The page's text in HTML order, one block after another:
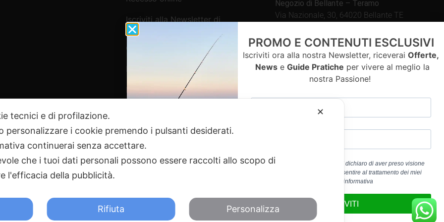
Iscriviti alla Newsletter di
Webpesca
Cookie Policy e Consensi
Informativa e-commerce
Informativa newsletter e contatti
Negozio di Bellante – Teramo
Via Nazionale, 30, 64020 Bellante TE
09.00 – 13.00 / 15.30 – 19.30
Pagamenti Sicuri
Webpesca è un brand Intent di Federico Andrenacci P.Iva 01917920678
da Google reCAPTCHA v3,Privacy Policy Terms of Servicedi Google.
✕
tecnici e di profilazione.
personalizzare i cookie premendo i pulsanti desiderati.
continuerai senza accettare.
che i tuoi dati personali possono essere raccolti allo scopo di
l'efficacia della pubblicità.
Rifiuta Personalizza
PROMO E CONTENUTI ESCLUSIVI
Iscriviti ora alla nostra Newsletter, riceverai Offerte,
Newse Guide Pratiche per vivere al meglio la
nostra Passione!
Cliccando sul pulsante “ISCRIVITI” dichiaro di aver preso visione
e di acconsentire al trattamento dei miei
dati personali per la finalità b) dell’informativa
ISCRIVITI